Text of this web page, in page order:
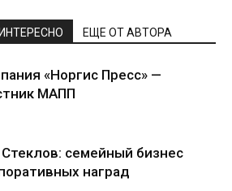
ЕЩЕ ОТ АВТОРА
«Норгис Пресс» —
МАПП
семейный бизнес
наград